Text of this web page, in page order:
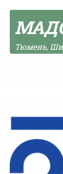
Тюмень,